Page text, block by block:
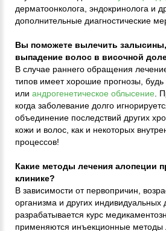
дерматоонколога, эндокринолога и
дополнительные диагностические
Вы поможете вылечить
выпадение волос в височной
В случае раннего обращения
типов имеет хорошие прогнозы, будь
или андрогенетическое облысение .
когда заболевание долго
объединение последствий других
кожи и волос, как и некоторых
процессов!
Какие методы лечения алопеции
клинике?
В зависимости от первопричин,
организма и других индивидуальных
разрабатывается курс
применяются инъекционные методы